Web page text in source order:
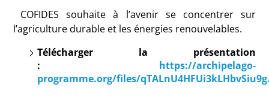
COFIDES souhaite à l’avenir se concentrer sur
l’agriculture durable et les énergies renouvelables.
Télécharger la présentation
: https://archipelago-
programme.org/files/